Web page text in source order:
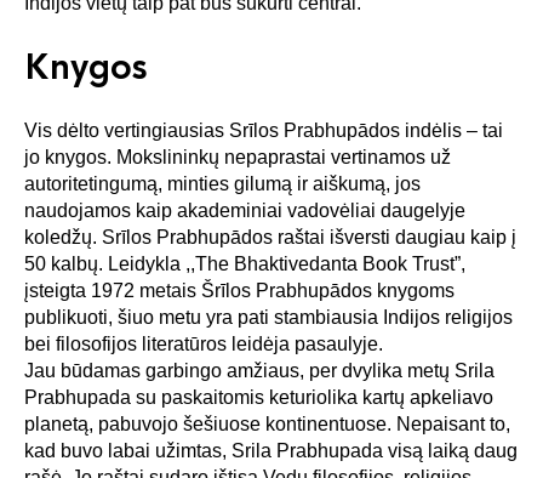
Knygos
Vis dėlto vertingiausias Srīlos Prabhupādos indėlis – tai
jo knygos. Mokslininkų nepaprastai vertinamos už
autoritetingumą, minties gilumą ir aiškumą, jos
naudojamos kaip akademiniai vadovėliai daugelyje
koledžų. Srīlos Prabhupādos raštai išversti daugiau kaip į
50 kalbų. Leidykla ,,The Bhaktivedanta Book Trust”,
įsteigta 1972 metais Šrīlos Prabhupādos knygoms
publikuoti, šiuo metu yra pati stambiausia Indijos religijos
bei filosofijos literatūros leidėja pasaulyje.
Jau būdamas garbingo amžiaus, per dvylika metų Srila
Prabhupada su paskaitomis keturiolika kartų apkeliavo
planetą, pabuvojo šešiuose kontinentuose. Nepaisant to,
kad buvo labai užimtas, Srila Prabhupada visą laiką daug